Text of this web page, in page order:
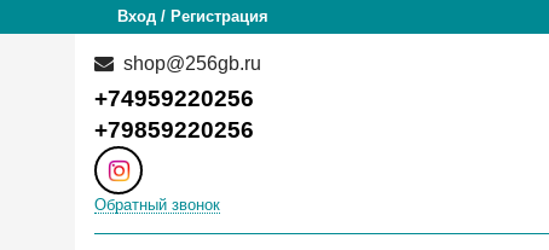
Вход / Регистрация
shop@256gb.ru
+74959220256
+79859220256
Обратный звонок